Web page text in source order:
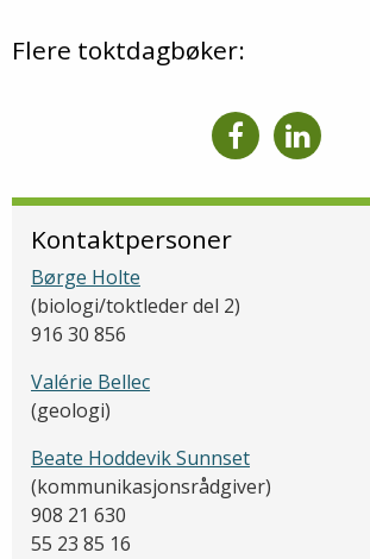
Flere toktdagbøker:
Kontaktpersoner
Børge Holte
(biologi/toktleder del 2)
916 30 856
Valérie Bellec
(geologi)
Beate Hoddevik Sunnset
(kommunikasjonsrådgiver)
908 21 630
55 23 85 16